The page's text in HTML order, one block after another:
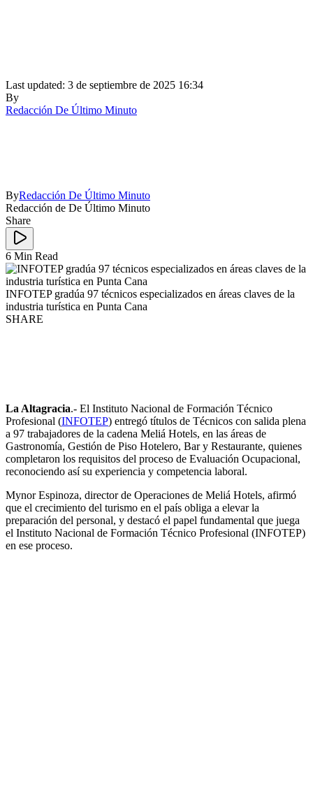
Last updated: 3 de septiembre de 2025 16:34
By
Redacción De Último Minuto
ByRedacción De Último Minuto
Redacción de De Último Minuto
Share
6 Min Read
INFOTEP gradúa 97 técnicos especializados en áreas claves de la
industria turística en Punta Cana
SHARE
La Altagracia.- El Instituto Nacional de Formación Técnico
Profesional (INFOTEP) entregó títulos de Técnicos con salida plena
a 97 trabajadores de la cadena Meliá Hotels, en las áreas de
Gastronomía, Gestión de Piso Hotelero, Bar y Restaurante, quienes
completaron los requisitos del proceso de Evaluación Ocupacional,
reconociendo así su experiencia y competencia laboral.
Mynor Espinoza, director de Operaciones de Meliá Hotels, afirmó
que el crecimiento del turismo en el país obliga a elevar la
preparación del personal, y destacó el papel fundamental que juega
el Instituto Nacional de Formación Técnico Profesional (INFOTEP)
en ese proceso.